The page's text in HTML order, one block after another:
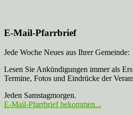
E-Mail-Pfarrbrief
Jede Woche Neues aus Ihrer Gemeinde:
Lesen Sie Ankündigungen immer als
Termine, Fotos und Eindrücke der
Jeden Samstagmorgen.
E-Mail-Pfarrbrief bekommen...